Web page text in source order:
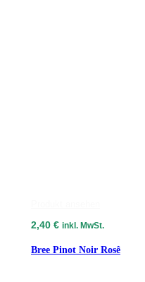
2,40 € inkl. MwSt.
Bree Pinot Noir Rosê